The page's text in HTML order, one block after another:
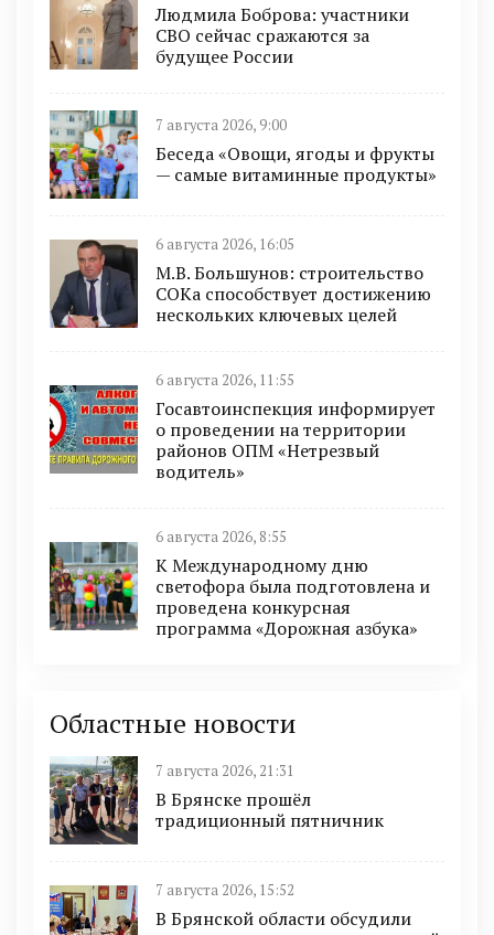
Людмила Боброва: участники
СВО сейчас сражаются за
будущее России
7 августа 2026, 9:00
Беседа «Овощи, ягоды и фрукты
— самые витаминные продукты»
6 августа 2026, 16:05
М.В. Большунов: строительство
СОКа способствует достижению
нескольких ключевых целей
6 августа 2026, 11:55
Госавтоинспекция информирует
о проведении на территории
районов ОПМ «Нетрезвый
водитель»
6 августа 2026, 8:55
К Международному дню
светофора была подготовлена и
проведена конкурсная
программа «Дорожная азбука»
Областные новости
7 августа 2026, 21:31
В Брянске прошёл
традиционный пятничник
7 августа 2026, 15:52
В Брянской области обсудили